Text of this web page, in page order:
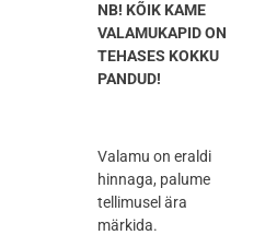
NB! KÕIK KAME
VALAMUKAPID ON
TEHASES KOKKU
PANDUD!
Valamu on eraldi
hinnaga, palume
tellimusel ära
märkida.